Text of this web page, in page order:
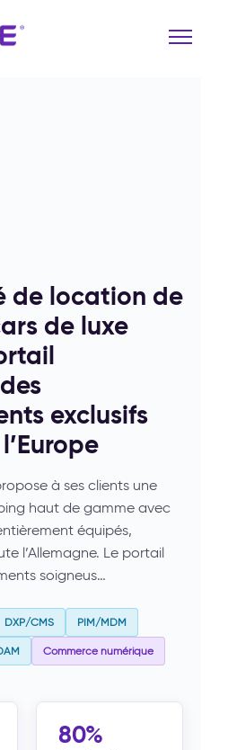
de location de
de luxe
exclusifs
à ses clients une
haut de gamme avec
équipés,
l’Allemagne. Le portail
soigneus…
DXP/CMS PIM/MDM
Commerce numérique
80%